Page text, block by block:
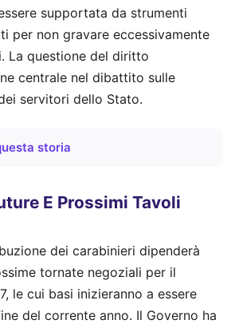
supportata da strumenti
per non gravare eccessivamente
La questione del diritto
centrale nel dibattito sulle
servitori dello Stato.
storia
E Prossimi Tavoli
dei carabinieri dipenderà
tornate negoziali per il
le cui basi inizieranno a essere
del corrente anno. Il Governo ha